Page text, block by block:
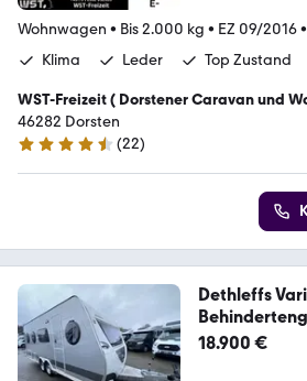
Wohnwagen • Bis 2.000 kg • EZ 09/2016•
Klima
Leder Top Zustand
WST-Freizeit ( Dorstener Caravan und Womo Center
)
46282 Dorsten
4.7 Sterne
(22)
Dethleffs
Mover
18.900 €